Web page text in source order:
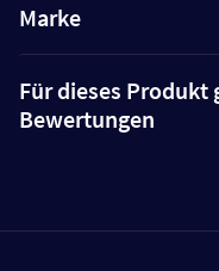
Marke
Für dieses Produkt
Bewertungen